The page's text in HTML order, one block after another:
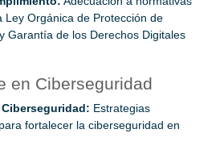
Ley Orgánica de Protección de
Garantía de los Derechos Digitales
en Ciberseguridad
Estrategias
fortalecer la ciberseguridad en